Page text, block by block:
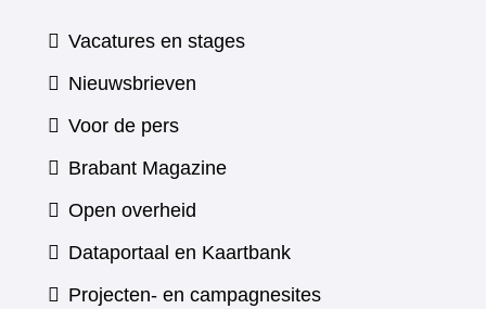
Vacatures en stages
Nieuwsbrieven
Voor de pers
Brabant Magazine(verwijst
andere
website)
Open overheid
Dataportaal en Kaartbank(verwijst
naar
Projecten- en campagnesites